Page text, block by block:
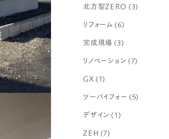
北方型ZERO (3)
リフォーム (6)
完成現場 (3)
リノベーション (7)
GX (1)
ツーバイフォー (5)
デザイン (1)
ZEH (7)